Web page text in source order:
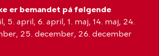
er bemandet på følgende
5. april, 6. april, 1. maj, 14. maj, 24.
25. december, 26. december